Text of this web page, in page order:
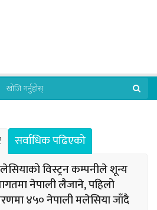
सर्वाधिक पढिएको
विस्ट्रन कम्पनीले शून्य
नेपाली लैजाने, पहिलो
४५० नेपाली मलेसिया जाँदै